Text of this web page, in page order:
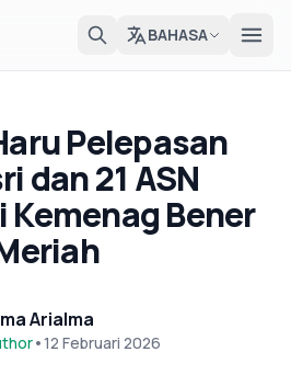
BAHASA
Pelepasan
dan 21 ASN
Bener
Arialma
•12 Februari 2026